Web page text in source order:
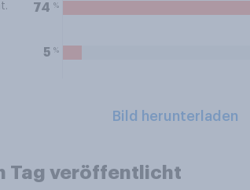
74 %
5 %
Bild herunterladen
Tag veröffentlicht